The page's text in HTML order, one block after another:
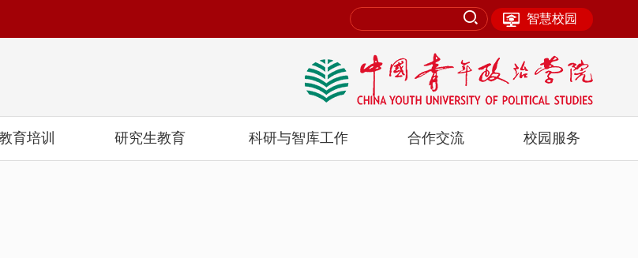
智慧校园
育培训 研究生教育 科研与智库工作 合作交流 校园服务